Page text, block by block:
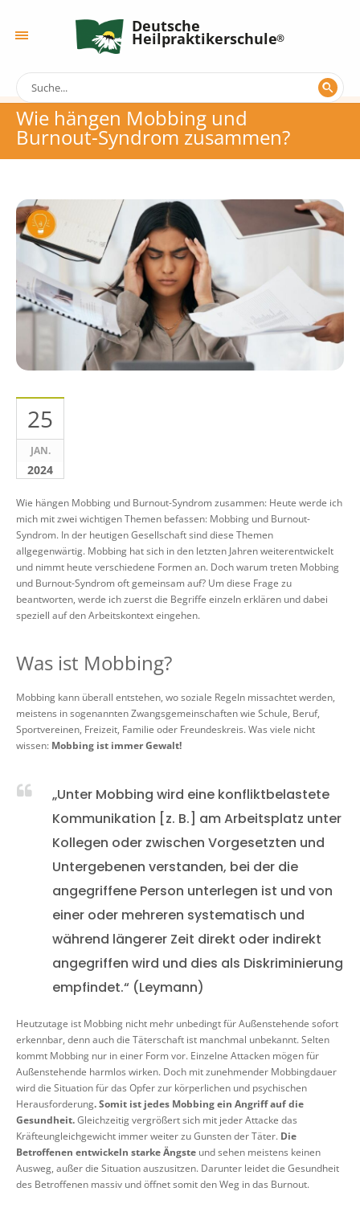
Deutsche
Heilpraktikerschule
Wie hängen Mobbing und
Burnout-Syndrom zusammen?
25
JAN.
2024
Wie hängen Mobbing und Burnout-Syndrom zusammen: Heute werde ich
mich mit zwei wichtigen Themen befassen: Mobbing und Burnout-
Syndrom. In der heutigen Gesellschaft sind diese Themen
allgegenwärtig. Mobbing hat sich in den letzten Jahren weiterentwickelt
und nimmt heute verschiedene Formen an. Doch warum treten Mobbing
und Burnout-Syndrom oft gemeinsam auf? Um diese Frage zu
beantworten, werde ich zuerst die Begriffe einzeln erklären und dabei
speziell auf den Arbeitskontext eingehen.
Was ist Mobbing?
Mobbing kann überall entstehen, wo soziale Regeln missachtet werden,
meistens in sogenannten Zwangsgemeinschaften wie Schule, Beruf,
Sportvereinen, Freizeit, Familie oder Freundeskreis. Was viele nicht
wissen: Mobbing ist immer Gewalt!
„Unter Mobbing wird eine konfliktbelastete
Kommunikation [z. B.] am Arbeitsplatz unter
Kollegen oder zwischen Vorgesetzten und
Untergebenen verstanden, bei der die
angegriffene Person unterlegen ist und von
einer oder mehreren systematisch und
während längerer Zeit direkt oder indirekt
angegriffen wird und dies als Diskriminierung
empfindet.“ (Leymann)
Heutzutage ist Mobbing nicht mehr unbedingt für Außenstehende sofort
erkennbar, denn auch die Täterschaft ist manchmal unbekannt. Selten
kommt Mobbing nur in einer Form vor. Einzelne Attacken mögen für
Außenstehende harmlos wirken. Doch mit zunehmender Mobbingdauer
wird die Situation für das Opfer zur körperlichen und psychischen
Herausforderung. Somit ist jedes Mobbing ein Angriff auf die
Gesundheit.Gleichzeitig vergrößert sich mit jeder Attacke das
Kräfteungleichgewicht immer weiter zu Gunsten der Täter. Die
Betroffenen entwickeln starke Ängste und sehen meistens keinen
Ausweg, außer die Situation auszusitzen. Darunter leidet die Gesundheit
des Betroffenen massiv und öffnet somit den Weg in das Burnout.